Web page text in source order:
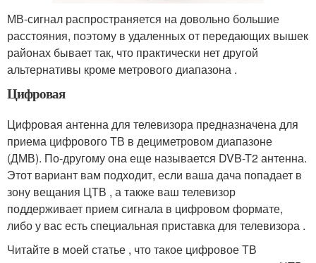
МВ-сигнал распространяется на довольно большие
расстояния, поэтому в удаленных от передающих вышек
районах бывает так, что практически нет другой
альтернативы кроме метрового диапазона .
Цифровая
Цифровая антенна для телевизора предназначена для
приема цифрового ТВ в дециметровом диапазоне
(ДМВ). По-другому она еще называется DVB-T2 антенна.
Этот вариант вам подходит, если ваша дача попадает в
зону вещания ЦТВ , а также ваш телевизор
поддерживает прием сигнала в цифровом формате,
либо у вас есть специальная приставка для телевизора .
Читайте в моей статье , что такое цифровое ТВ